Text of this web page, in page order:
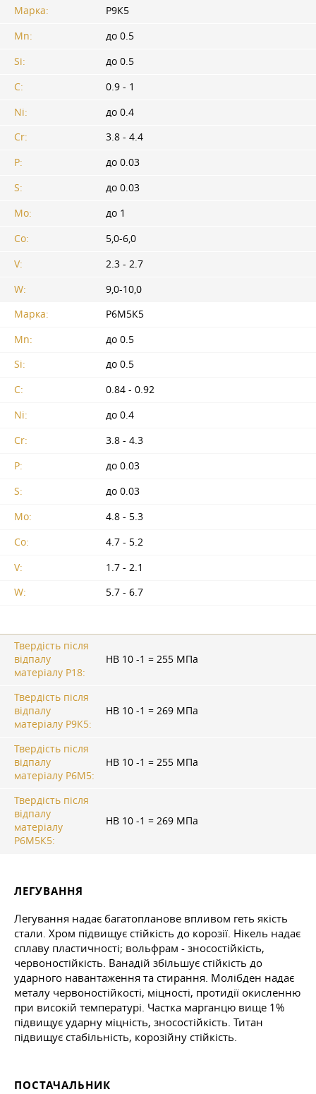
Марка:
Р9К5
Mn:
до 0.5
Si:
до 0.5
C:
0.9 - 1
Ni:
до 0.4
Cr:
3.8 - 4.4
P:
до 0.03
S:
до 0.03
Mo:
до 1
Co:
5,0-6,0
V:
2.3 - 2.7
W:
9,0-10,0
Марка:
Р6М5К5
Mn:
до 0.5
Si:
до 0.5
C:
0.84 - 0.92
Ni:
до 0.4
Cr:
3.8 - 4.3
P:
до 0.03
S:
до 0.03
Mo:
4.8 - 5.3
Co:
4.7 - 5.2
V:
1.7 - 2.1
W:
5.7 - 6.7
Твердість після
відпалу
матеріалу Р18:
HB 10 -1 = 255 МПа
Твердість після
відпалу
матеріалу Р9К5:
HB 10 -1 = 269 МПа
Твердість після
відпалу
матеріалу Р6М5:
HB 10 -1 = 255 МПа
Твердість після
відпалу
матеріалу
Р6М5К5:
HB 10 -1 = 269 МПа
ЛЕГУВАННЯ
Легування надає багатопланове впливом геть якість
стали. Хром підвищує стійкість до корозії. Нікель надає
сплаву пластичності; вольфрам - зносостійкість,
червоностійкість. Ванадій збільшує стійкість до
ударного навантаження та стирання. Молібден надає
металу червоностійкості, міцності, протидії окисленню
при високій температурі. Частка марганцю вище 1%
підвищує ударну міцність, зносостійкість. Титан
підвищує стабільність, корозійну стійкість.
ПОСТАЧАЛЬНИК